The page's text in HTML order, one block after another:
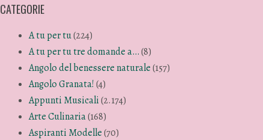
CATEGORIE
A tu per tu(224)
A tu per tu tre domande a…(8)
Angolo del benessere naturale(157)
Angolo Granata!(4)
Appunti Musicali(2.174)
Arte Culinaria(168)
Aspiranti Modelle(70)